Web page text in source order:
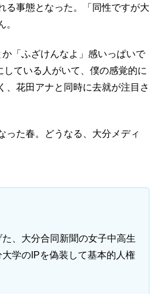
る事態となった。「同性ですが大
「ふざけんなよ」感いっぱいで
ている人がいて、僕の感覚的に
、花田アナと同時に去就が注目さ
った春。どうなる、大分メディ
、大分合同新聞の女子中高生
学のIPを偽装して基本的人権